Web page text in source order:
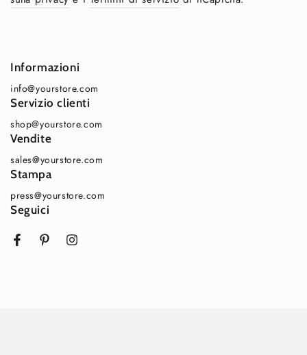
Informazioni
info@yourstore.com
Servizio clienti
shop@yourstore.com
Vendite
sales@yourstore.com
Stampa
press@yourstore.com
Seguici
FacebookPinterestInstagram